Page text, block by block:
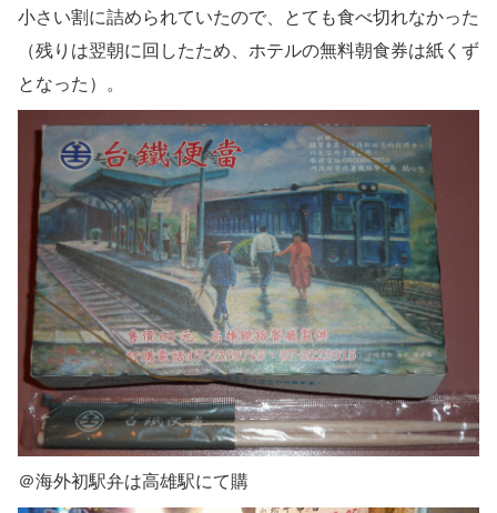
小さい割に詰められていたので、とても食べ切れなかった
（残りは翌朝に回したため、ホテルの無料朝食券は紙くず
となった）。
＠海外初駅弁は高雄駅にて購